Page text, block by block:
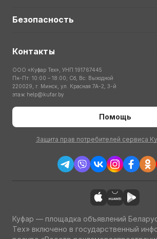
Безопасность
Контакты
ООО «Куфар Тех», УНП 191767445
Пн-Пт: 10:00 – 18:00; Сб, Вс: Выходной
220029, г. Минск, ул. Красная 7А-2, 3-й
этаж help@kufar.by
Помощь
Защита прав потребителей сервиса
Куфар — площадка объявлений
Тех» включено в государственный